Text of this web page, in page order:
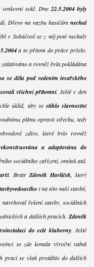
venkovní sokl. Dne 22.5.2004 byly
Dřevo na vazbu hasičůmnechal
v Sobáčově se z něj poté nechaly
a to přitom do práce pršelo.
a rovněž byla pokládána
se děla pod vedením tesařského
všichni přítomní. Ještě v den
úklid, aby se stihlo slavnostní
plánu opravit střechu, tedy
zdivo, které bylo rovněž
a adaptována do
sociálního zařízení, omítek atd.
. Bratr Zdeněk Havlíček, který
i na této naší stavbě,
řešení stavby, sociálních
a dalších pracích.Zdeněk
do celé klubovny. Ještě
se zde konala výroční valná
prací se však protáhlo do dalších